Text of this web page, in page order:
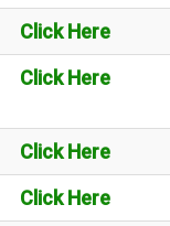
Click Here
Click Here
Click Here
Click Here